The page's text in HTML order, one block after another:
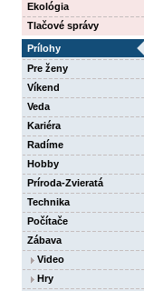
Ekológia
Tlačové správy
Prílohy
Pre ženy
Víkend
Veda
Kariéra
Radíme
Hobby
Príroda-Zvieratá
Technika
Počítače
Zábava
Video
Hry